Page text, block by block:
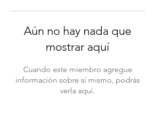
Aún no hay nada que
mostrar aquí
Cuando este miembro agregue
información sobre sí mismo, podrás
verla aquí.